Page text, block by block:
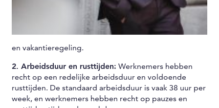
en vakantieregeling.
2. Arbeidsduur en rusttijden: Werknemers hebben
recht op een redelijke arbeidsduur en voldoende
rusttijden. De standaard arbeidsduur is vaak 38 uur per
week, en werknemers hebben recht op pauzes en